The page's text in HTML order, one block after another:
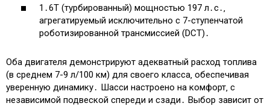
1․6T (турбированный) мощностью 197 л․с․‚
агрегатируемый исключительно с 7-ступенчатой
роботизированной трансмиссией (DCT)․
Оба двигателя демонстрируют адекватный расход топлива
(в среднем 7-9 л/100 км) для своего класса‚ обеспечивая
уверенную динамику․ Шасси настроено на комфорт‚ с
независимой подвеской спереди и сзади․ Выбор зависит от